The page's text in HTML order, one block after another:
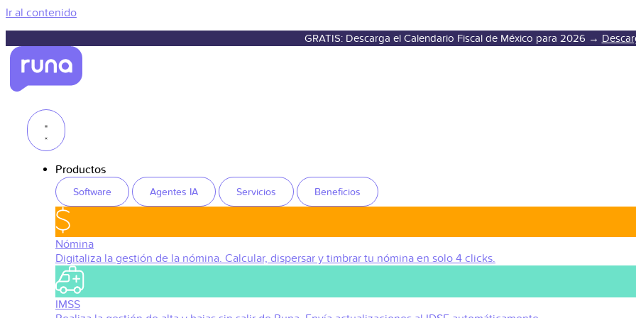
Ir al contenido
GRATIS: Descarga el Calendario Fiscal de México para 2026 →
Productos
Software Agentes IA Servicios Beneficios
Nómina
Digitaliza la gestión de la nómina. Calcular, dispersar y timbrar tu nómina en solo 4 clicks.
IMSS